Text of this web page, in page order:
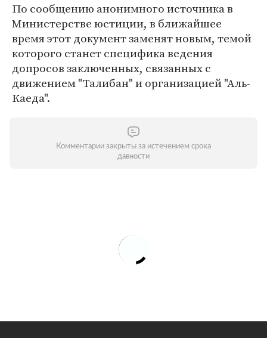
По сообщению анонимного источника в
Министерстве юстиции, в ближайшее
время этот документ заменят новым, темой
которого станет специфика ведения
допросов заключенных, связанных с
движением "Талибан" и организацией "Аль-
Каеда".
Комментарии закрыты за истечением срока
давности